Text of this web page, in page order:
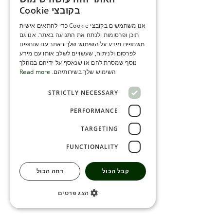
ENGLISH
SERBIA
HEBREW
RUSSIAN
SERBIAN-2
בקובצי Cookie
אנו משתמשים בקובצי Cookie כדי להתאים אישית
תוכן ופרסומות ולנתח את התנועה באתר. אנו גם
משתפים מידע על השימוש שלך באתר עם שותפינו
לפרסום ולניתוח, שעשויים לשלב אותו עם מידע
נוסף שמסרת להם או שנאסף על ידיהם במהלך
השימוש שלך בשירותיהם. Read more
STRICTLY NECESSARY
PERFORMANCE
TARGETING
FUNCTIONALITY
קבל הכול דחה הכול
הצג פרטים